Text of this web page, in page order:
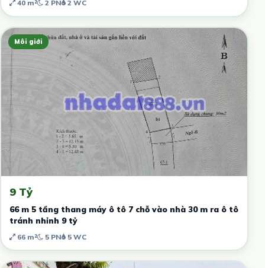
40 m² 2 PN 2 WC
Môi giới
9 Tỷ
66 m 5 tầng thang máy ô tô 7 chỗ vào nhà 30 m ra ô tô
tránh nhỉnh 9 tỷ
66 m² 5 PN 5 WC